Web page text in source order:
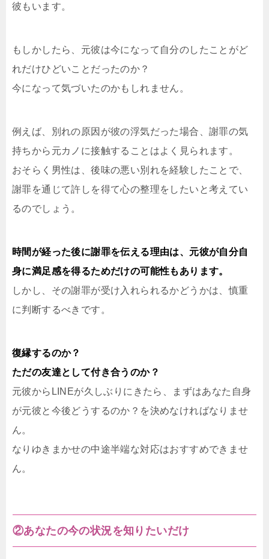
彼もいます。
もしかしたら、元彼は今になって自分のしたことがど
れだけひどいことだったのか？
今になって気づいたのかもしれません。
例えば、別れの原因が彼の浮気だった場合、謝罪の気
持ちから元カノに接触することはよく見られます。
おそらく男性は、後味の悪い別れを経験したことで、
謝罪を通じて許しを得て心の整理をしたいと考えてい
るのでしょう。
時間が経った後に謝罪を伝える理由は、元彼が自分自
身に満足感を得るためだけの可能性もあります。
しかし、その謝罪が受け入れられるかどうかは、慎重
に判断するべきです。
復縁するのか？
ただの友達として付き合うのか？
元彼からLINEが久しぶりにきたら、まずはあなた自身
が元彼と今後どうするのか？を決めなければなりませ
ん。
なりゆきまかせの中途半端な対応はおすすめできませ
ん。
②あなたの今の状況を知りたいだけ